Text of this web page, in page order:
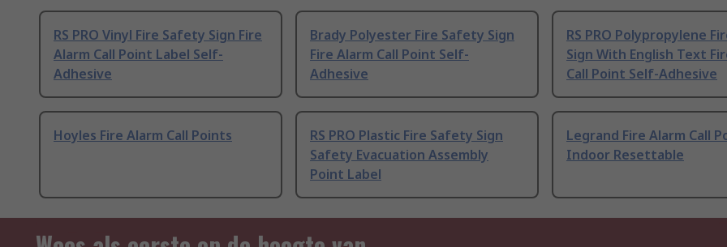
RS PRO Vinyl Fire Safety Sign Fire
Alarm Call Point Label Self-
Adhesive
Brady Polyester Fire Safety Sign
Fire Alarm Call Point Self-
Adhesive
RS PRO Polypropylene
Sign With English Text
Call Point Self-Adhesive
Hoyles Fire Alarm Call Points
RS PRO Plastic Fire Safety Sign
Safety Evacuation Assembly
Point Label
Legrand Fire Alarm Call
Indoor Resettable